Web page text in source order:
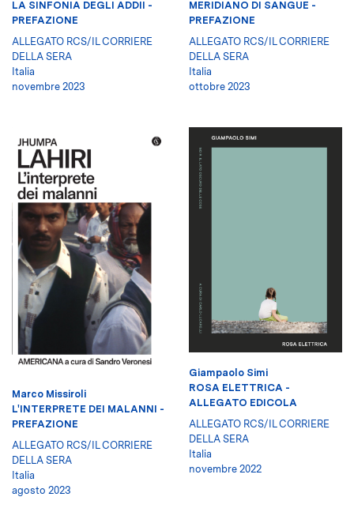
LA SINFONIA DEGLI ADDII -
PREFAZIONE
ALLEGATO RCS/IL CORRIERE
DELLA SERA
Italia
novembre 2023
MERIDIANO DI SANGUE -
PREFAZIONE
ALLEGATO RCS/IL CORRIERE
DELLA SERA
Italia
ottobre 2023
Marco Missiroli
L'INTERPRETE DEI MALANNI -
PREFAZIONE
ALLEGATO RCS/IL CORRIERE
DELLA SERA
Italia
agosto 2023
Giampaolo Simi
ROSA ELETTRICA -
ALLEGATO EDICOLA
ALLEGATO RCS/IL CORRIERE
DELLA SERA
Italia
novembre 2022